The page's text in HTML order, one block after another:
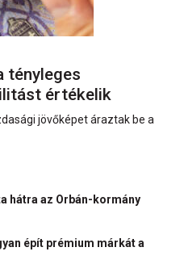
tényleges
értékelik
jövőképet áraztak be a
hátra az Orbán-kormány
épít prémium márkát a